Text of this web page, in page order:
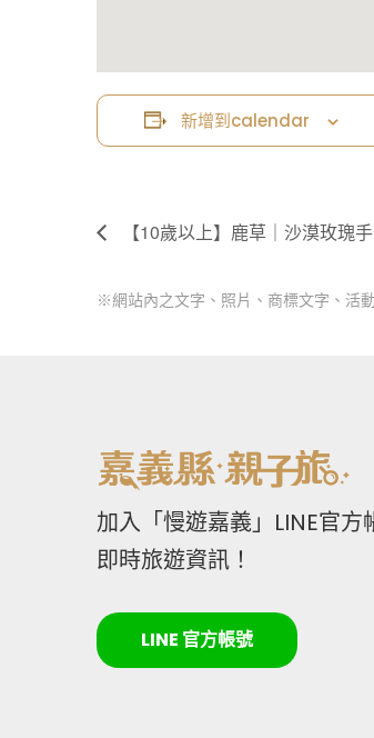
新增到calendar
【10歲以上】鹿草｜沙漠玫瑰
※網站內之文字、照片、商標文字、活
加入「慢遊嘉義」LINE官方
即時旅遊資訊！
LINE 官方帳號